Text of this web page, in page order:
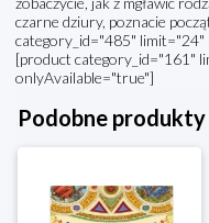
czarne dziury, poznacie
category_id="485"
[product category_id="161"
onlyAvailable="true"]
Podobne produkty